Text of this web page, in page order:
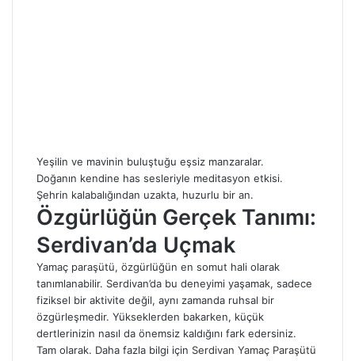
Yeşilin ve mavinin buluştuğu eşsiz manzaralar.
Doğanın kendine has sesleriyle meditasyon etkisi.
Şehrin kalabalığından uzakta, huzurlu bir an.
Özgürlüğün Gerçek Tanımı:
Serdivan’da Uçmak
Yamaç paraşütü, özgürlüğün en somut hali olarak
tanımlanabilir. Serdivan’da bu deneyimi yaşamak, sadece
fiziksel bir aktivite değil, aynı zamanda ruhsal bir
özgürleşmedir. Yükseklerden bakarken, küçük
dertlerinizin nasıl da önemsiz kaldığını fark edersiniz.
Tam olarak. Daha fazla bilgi için Serdivan Yamaç Paraşütü